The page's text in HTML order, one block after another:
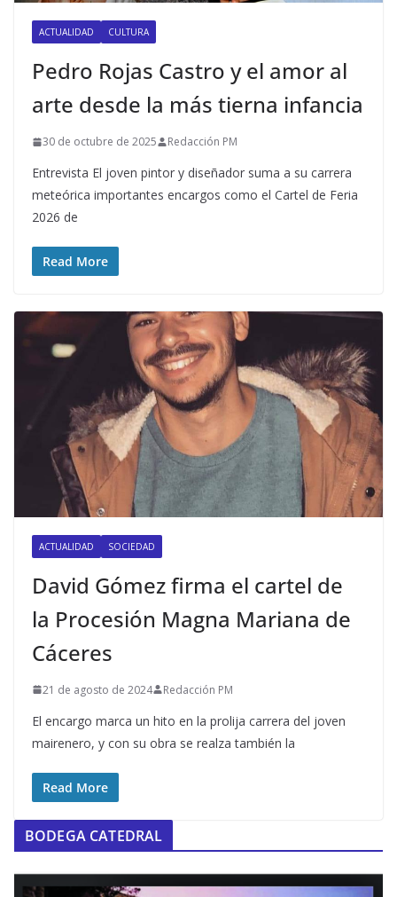
ACTUALIDAD CULTURA
Pedro Rojas Castro y el amor al
arte desde la más tierna infancia
30 de octubre de 2025 Redacción PM
Entrevista El joven pintor y diseñador suma a su carrera
meteórica importantes encargos como el Cartel de Feria
2026 de
Read More
ACTUALIDAD SOCIEDAD
David Gómez firma el cartel de
la Procesión Magna Mariana de
Cáceres
21 de agosto de 2024 Redacción PM
El encargo marca un hito en la prolija carrera del joven
mairenero, y con su obra se realza también la
Read More
BODEGA CATEDRAL